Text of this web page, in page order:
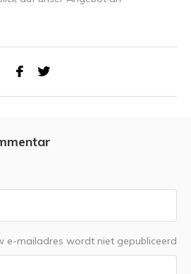
e-mailadres wordt niet gepubliceerd